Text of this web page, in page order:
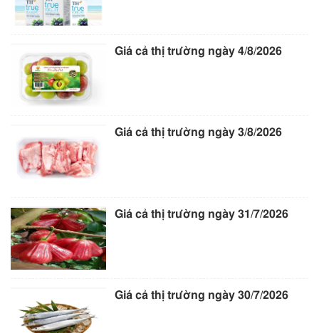
Giá cả thị trường ngày 4/8/2026
Giá cả thị trường ngày 3/8/2026
Giá cả thị trường ngày 31/7/2026
Giá cả thị trường ngày 30/7/2026